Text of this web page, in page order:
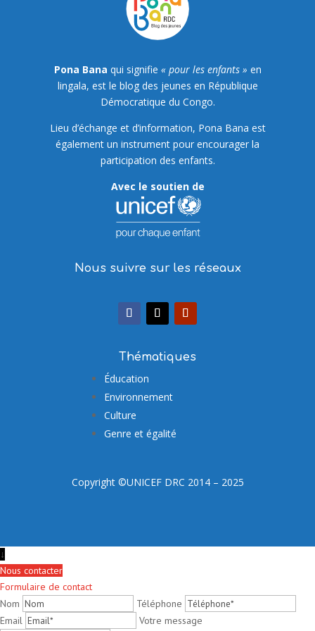
Pona Bana qui signifie « pour les enfants » en
lingala, est le blog des jeunes en République
Démocratique du Congo.
Lieu d’échange et d’information, Pona Bana est
également un instrument pour encourager la
participation des enfants.
Avec le soutien de
Nous suivre sur les réseaux
Thématiques
Éducation
Environnement
Culture
Genre et égalité
Copyright ©UNICEF DRC 2014 – 2025
↓
Nous contacter
Formulaire de contact
Nom
Téléphone
Email
Votre message